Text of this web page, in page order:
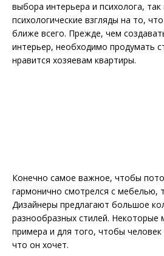
выбора интерьера и психолога,
психологические взгляды на то,
ближе всего. Прежде, чем
интерьер, необходимо продумать
нравится хозяевам квартиры.
Конечно самое важное, чтобы
гармонично смотрелся с мебелью,
Дизайнеры предлагают большое
разнообразных стилей. Некоторые
примера и для того, чтобы
что он хочет.